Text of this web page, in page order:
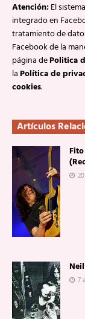
Atención:El
integrado en
tratamiento de
Facebook de la
página dePolitica
laPolítica de
cookies.
Artículos
7